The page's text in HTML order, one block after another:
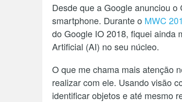
Desde que a Google anunciou
smartphone. Durante o MWC
do Google IO 2018, fiquei ainda
Artificial (AI) no seu núcleo.
O que me chama mais atenção
realizar com ele. Usando visão
identificar objetos e até mesmo